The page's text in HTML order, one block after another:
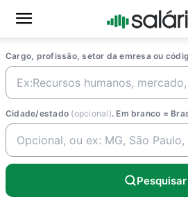
Cargo, profissão, setor da emresa ou
Cidade/estado (opcional). Em branco =
Pesquisar